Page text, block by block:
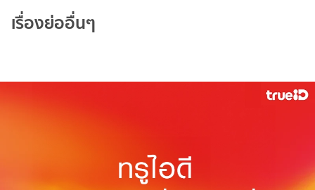
เรื่องย่ออื่นๆ